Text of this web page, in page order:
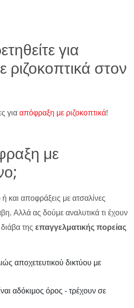
για
στον
γιααπόφραξη με ριζοκοπτικά!
με
και αποφράξεις με ατσαλίνες
Αλλά ας δούμε αναλυτικά τι έχουν
της επαγγελματικής πορείας
αποχετευτικού δικτύου με
αδόκιμος όρος - τρέχουν σε